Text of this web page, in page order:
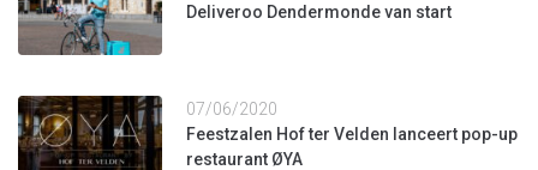
Deliveroo Dendermonde van start
07/06/2020
Feestzalen Hof ter Velden lanceert pop-up
restaurant ØYA